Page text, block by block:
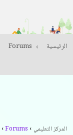
الرئيسية Forums
المركز التعليمي ›
Forums
›